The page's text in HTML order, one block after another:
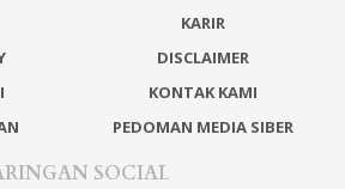
KARIR
DISCLAIMER
KONTAK KAMI
PEDOMAN MEDIA SIBER
SOCIAL